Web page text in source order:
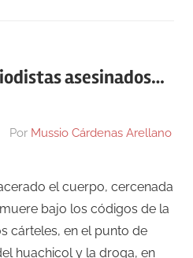
asesinados…
Por Mussio Cárdenas Arellano
el cuerpo, cercenada
bajo los códigos de la
cárteles, en el punto de
huachicol y la droga, en